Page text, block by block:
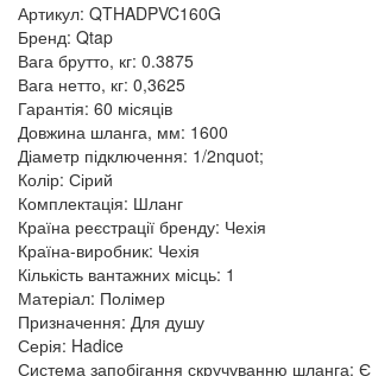
Артикул: QTHADPVC160G
Бренд: Qtap
Вага брутто, кг: 0.3875
Вага нетто, кг: 0,3625
Гарантія: 60 місяців
Довжина шланга, мм: 1600
Діаметр підключення: 1/2nquot;
Колір: Сірий
Комплектація: Шланг
Країна реєстрації бренду: Чехія
Країна-виробник: Чехія
Кількість вантажних місць: 1
Матеріал: Полімер
Призначення: Для душу
Серія: Hadice
Система запобігання скручуванню шланга: Є